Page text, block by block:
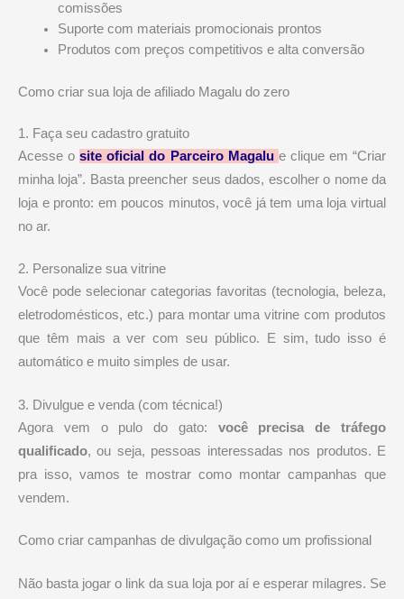
comissões
Suporte com materiais promocionais prontos
Produtos com preços competitivos e alta conversão
Como criar sua loja de afiliado Magalu do zero
1. Faça seu cadastro gratuito
Acesse osite oficial do Parceiro Magalu e clique em “Criar
minha loja”. Basta preencher seus dados, escolher o nome da
loja e pronto: em poucos minutos, você já tem uma loja virtual
no ar.
2. Personalize sua vitrine
Você pode selecionar categorias favoritas (tecnologia, beleza,
eletrodomésticos, etc.) para montar uma vitrine com produtos
que têm mais a ver com seu público. E sim, tudo isso é
automático e muito simples de usar.
3. Divulgue e venda (com técnica!)
Agora vem o pulo do gato: você precisa de tráfego
qualificado, ou seja, pessoas interessadas nos produtos. E
pra isso, vamos te mostrar como montar campanhas que
vendem.
Como criar campanhas de divulgação como um profissional
Não basta jogar o link da sua loja por aí e esperar milagres. Se